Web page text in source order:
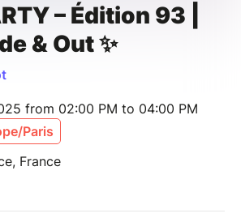
– Édition 93 |
& Out ✨
from 02:00 PM to 04:00 PM
Paris
France